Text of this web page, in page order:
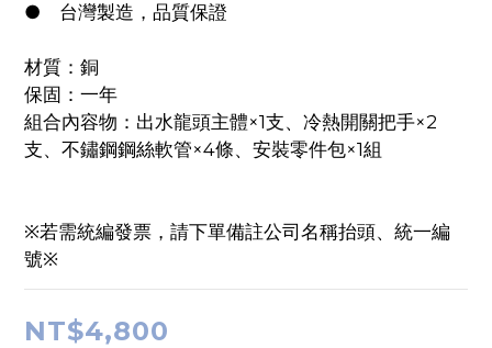
●	台灣製造，品質保證
材質：銅
保固：一年
組合內容物：出水龍頭主體×1支、冷熱開關把手×2
支、不鏽鋼鋼絲軟管×4條、安裝零件包×1組
※若需統編發票，請下單備註公司名稱抬頭、統一編
號※
NT$4,800